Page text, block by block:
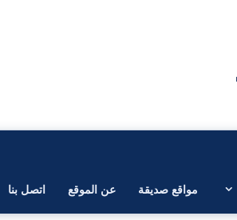
مواقع صديقة عن الموقع اتصل بنا